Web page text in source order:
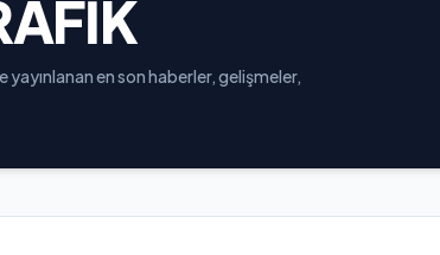
en son haberler, gelişmeler,